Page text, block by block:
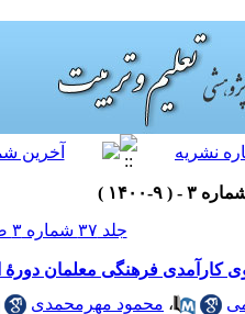
جلد ۳۷ شماره ۳ صفحات ۲۸-۷
کارآمدی فرهنگی معلمان دورۀ
، محمود مهرمحمدی